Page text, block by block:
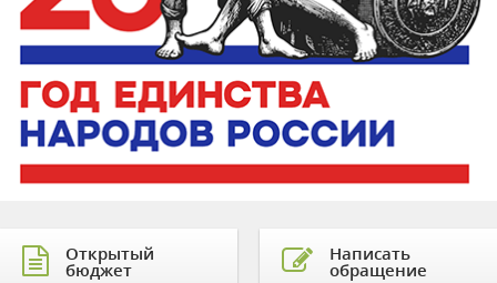
Открытый
бюджет
Написать
обращение